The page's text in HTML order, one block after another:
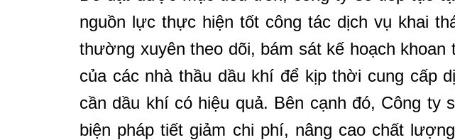
nguồn lực thực hiện tốt công tác dịch vụ khai
thường xuyên theo dõi, bám sát kế hoạch khoan
của các nhà thầu dầu khí để kịp thời cung cấp
cần dầu khí có hiệu quả. Bên cạnh đó, Công ty
biện pháp tiết giảm chi phí, nâng cao chất